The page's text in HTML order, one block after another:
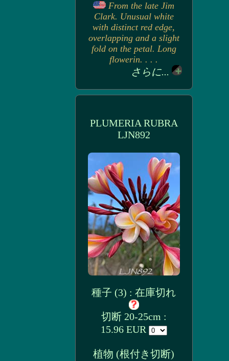
From the late Jim
Clark. Unusual white
with distinct red edge,
overlapping and a slight
fold on the petal. Long
flowerin. . . .
さらに...
PLUMERIA RUBRA
LJN892
種子 (3) : 在庫切れ
切断 20-25cm :
15.96 EUR
植物 (根付き切断)